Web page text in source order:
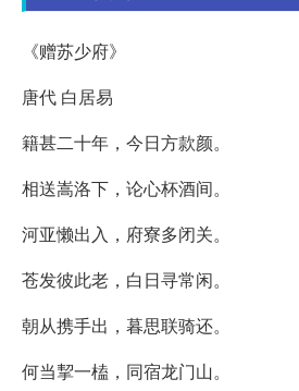
《赠苏少府》
唐代 白居易
籍甚二十年，今日方款颜。
相送嵩洛下，论心杯酒间。
河亚懒出入，府寮多闭关。
苍发彼此老，白日寻常闲。
朝从携手出，暮思联骑还。
何当挈一榼，同宿龙门山。